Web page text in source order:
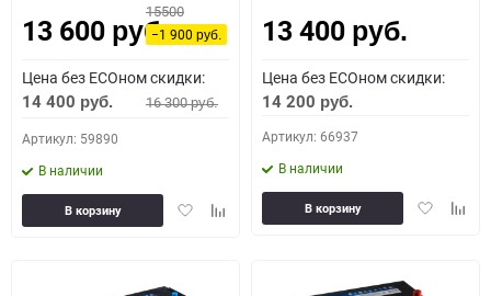
13 600 руб.
15500
−1 900руб.
Цена без ECOном скидки:
14 400 руб. 16 300руб.
Артикул: 59890
В наличии
ДобавитьДобавить
В корзину
13 400 руб.
Цена без ECOном скидки:
14 200 руб.
Артикул: 66937
В наличии
Добавить
В корзину